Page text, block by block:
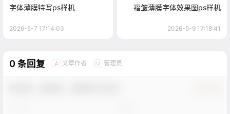
字体薄膜特写ps样机
2026-5-7 17:14:03
褶皱薄膜字体效果图ps样机
2026-5-9 17:18:41
0 条回复 A 文章作者 M 管理员